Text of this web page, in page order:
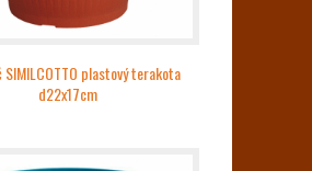
SIMILCOTTO plastový terakota
d22x17cm